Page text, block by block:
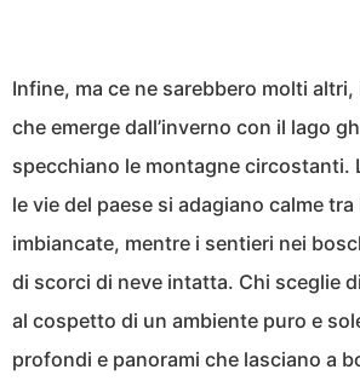
Infine, ma ce ne sarebbero molti
che emerge dall’inverno con il lago
specchiano le montagne circostanti.
le vie del paese si adagiano calme
imbiancate, mentre i sentieri nei
di scorci di neve intatta. Chi sceglie
al cospetto di un ambiente puro e
profondi e panorami che lasciano a